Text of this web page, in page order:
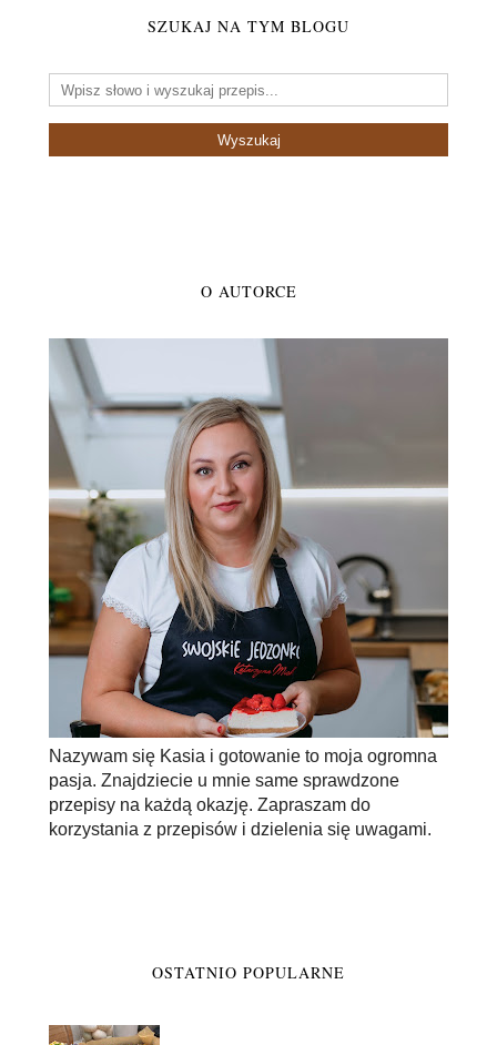
SZUKAJ NA TYM BLOGU
O AUTORCE
Nazywam się Kasia i gotowanie to moja ogromna
pasja. Znajdziecie u mnie same sprawdzone
przepisy na każdą okazję. Zapraszam do
korzystania z przepisów i dzielenia się uwagami.
OSTATNIO POPULARNE